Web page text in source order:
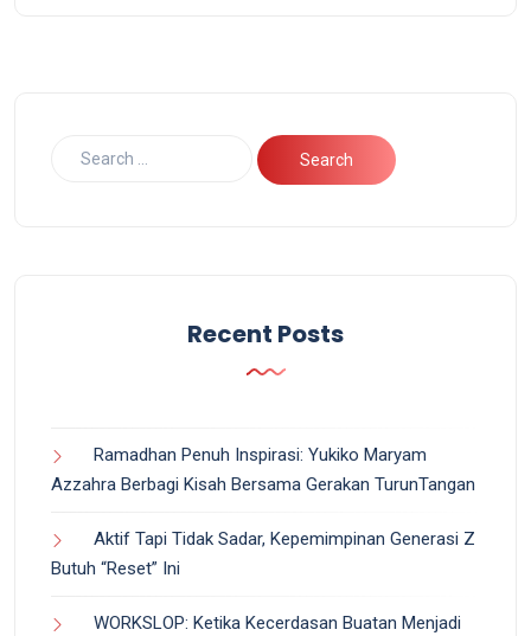
Recent Posts
Ramadhan Penuh Inspirasi: Yukiko Maryam
Azzahra Berbagi Kisah Bersama Gerakan TurunTangan
Aktif Tapi Tidak Sadar, Kepemimpinan Generasi Z
Butuh “Reset” Ini
WORKSLOP: Ketika Kecerdasan Buatan Menjadi